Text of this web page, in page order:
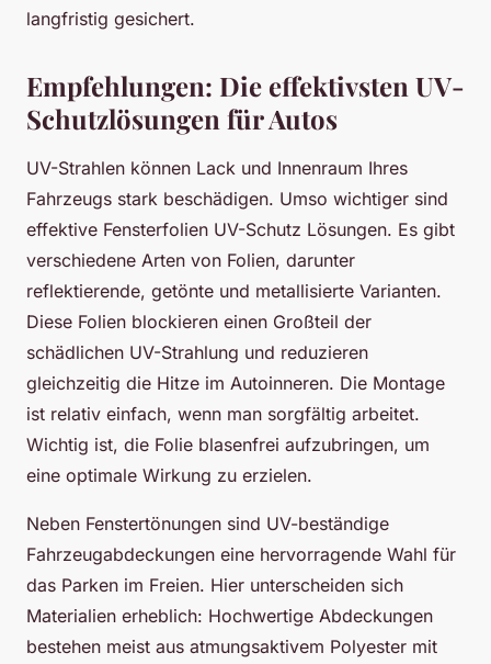
langfristig gesichert.
Empfehlungen: Die effektivsten UV-
Schutzlösungen für Autos
UV-Strahlen können Lack und Innenraum Ihres
Fahrzeugs stark beschädigen. Umso wichtiger sind
effektive Fensterfolien UV-Schutz Lösungen. Es gibt
verschiedene Arten von Folien, darunter
reflektierende, getönte und metallisierte Varianten.
Diese Folien blockieren einen Großteil der
schädlichen UV-Strahlung und reduzieren
gleichzeitig die Hitze im Autoinneren. Die Montage
ist relativ einfach, wenn man sorgfältig arbeitet.
Wichtig ist, die Folie blasenfrei aufzubringen, um
eine optimale Wirkung zu erzielen.
Neben Fenstertönungen sind UV-beständige
Fahrzeugabdeckungen eine hervorragende Wahl für
das Parken im Freien. Hier unterscheiden sich
Materialien erheblich: Hochwertige Abdeckungen
bestehen meist aus atmungsaktivem Polyester mit